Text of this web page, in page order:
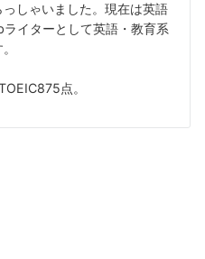
しゃいました。現在は英語
イターとして英語・教育系
点。